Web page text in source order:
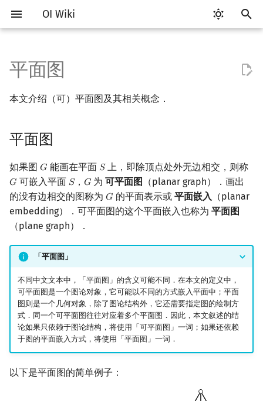
OI Wiki
入
开
搜
索
Getting Started
如何参与
OI Wiki 不是什么
格式手册
数学符号表
F.A.Q.
镜像站列表
致谢
比赛相关简介
题型
学习路线
学习资源
技巧
常见技巧
出题
工具软件简介
Atom
Eclipse
Dev-C++
CLion
Geany
评测工具
CCR Plus
Lemon
命令行
命令行编译与调试
编译器
WSL (Windows 10)
Special Judge
Testlib
Validator
Interactor
Polygon
OJ 工具
语言基础简介
运算
流程控制语句
文件操作
C++ 标准库
bitset
string
C++ 进阶 重载运算符
引用
Lambda 表达式
pb_ds
编译优化
C++ 与其他常用语言的区别
Pascal 转 C++ 急救
Python 速成
Java 速成
Java 进阶
算法基础简介
枚举
模拟
递归 & 分治
贪心
排序
插入排序
计数排序
归并排序
堆排序
桶排序
锦标赛排序
前缀和 & 差分
二分
倍增
构造
搜索部分简介
BFS（搜索）
双向搜索
启发式搜索
A*
迭代加深搜索
IDA*
回溯法
Dancing Links
Alpha–Beta 剪枝
动态规划部分简介
记忆化搜索
背包 DP
区间 DP
DAG 上的 DP
树形 DP
状压 DP
数位 DP
插头 DP
计数 DP
四边形不等式优化
Slope Trick 优化
字符串部分简介
标准库
字符串匹配
字符串哈希
字典树 (Trie)
前缀函数与 KMP 算法
Boyer–Moore 算法
Z 函数（扩展 KMP）
AC 自动机
后缀数组 (SA)
数学部分简介
数字系统
格雷码
位操作
二进制集合操作
高精度计算
快速幂
置换和排列
弧度制与坐标系
复数
数论
最大公约数
欧拉函数
裴蜀定理 & 一次不定方程
费马小定理 & 欧拉定理
模逆元
中国剩余定理
快速数论变换
快速沃尔什变换
多项式多点求值|快速插值
多项式初等函数
常系数齐次线性递推
符号化方法
斐波那契数列
错位排列
贝尔数
伯努利数
Entringer Number
矩阵
初等变换
线性基
线性映射
特征多项式
Jordan标准型
域论
Schreier–Sims 算法
随机变量的数字特征
概率不等式
非公平组合游戏
牛顿迭代法
数据结构部分简介
队列
链表
哈希表
并查集
左偏树
块状数据结构
树分块
Sqrt Tree
单调栈
单调队列
ST 表
猫树
区间最值操作 & 区间历史
值
WBLT
替罪羊树
AVL 树
红黑树
左偏红黑树
可持久化平衡树
可持久化字典树
树状数组套权值线段树
分块套树状数组
Top Tree
树基础
树的中心
树的重心
最近公共祖先
树链剖分
树上启发式合并
虚树
树分治
动态树分治
AHU 算法
最短路
k 短路
同余最短路
最小生成树
最小直径生成树
强连通分量
割点和桥
圆方树
点/边连通度
平面图
面及其次数
欧拉公式
对偶图
更多结果
判定
禁用图
平面性判定算法
特殊的平面图
极大平面图
网络流简介
最小割
费用流
上下界网络流
Stoer–Wagner 算法
图匹配
二分图最大权匹配
一般图最大匹配
一般图最大权匹配
稳定匹配
计算几何部分简介
三维计算几何基础
距离
Pick 定理
三角剖分
凸包
扫描线
旋转卡壳
半平面交
平面最近点对
杂项简介
双指针
离线算法 莫队算法
分数规划
随机化
模拟退火
悬线法
有限状态自动机
计算理论基础
字节顺序
约瑟夫问题
RMQ
括号序列
线段树与离线询问
平面图
本文介绍（可）平面图及其相关概念．
平面图
如果图 𝐺
G 能画在平面 𝑆
S上，即除顶点处外无边相交，则称
𝐺
G 可嵌入平面 𝑆
S， 𝐺
G 为可平面图
（planar graph）．画出
的没有边相交的图称为 𝐺
G 的平面表示或 平面嵌入 （planar
embedding）．可平面图的这个平面嵌入也称为 平面图
（plane graph）．
「平面图」
不同中文文本中，「平面图」的含义可能不同．在本文的定义中，
可平面图是一个图论对象，它可能以不同的方式嵌入平面中；平面
图则是一个几何对象，除了图论结构外，它还需要指定图的绘制方
式．同一个可平面图往往对应着多个平面图．因此，本文叙述的结
论如果只依赖于图论结构，将使用「可平面图」一词；如果还依赖
于图的平面嵌入方式，将使用「平面图」一词．
以下是平面图的简单例子：